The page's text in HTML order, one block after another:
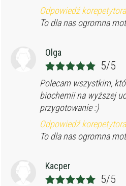
Odpowiedź
To dla nas ogromna
Olga
5/5
Polecam wszystkim,
biochemii na wyższej
przygotowanie :)
Odpowiedź
To dla nas ogromna
Kacper
5/5